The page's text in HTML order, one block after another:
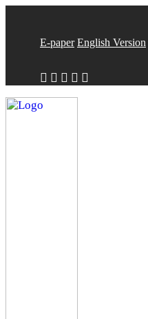
E-paper English Version